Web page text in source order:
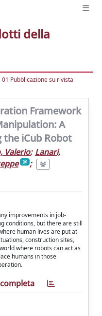
della
01 Pubblicazione su rivista
Framework
A
iCub Robot
Valerio; Lanari,
;
improvements in job-
conditions, but there are still
human lives are put at
construction sites,
where robots can act as
humans in those